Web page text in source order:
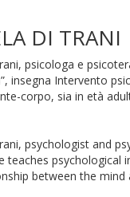
DI TRANI
psicologa e
insegna Intervento
corpo, sia in età
psychologist and
teaches psychological
between the